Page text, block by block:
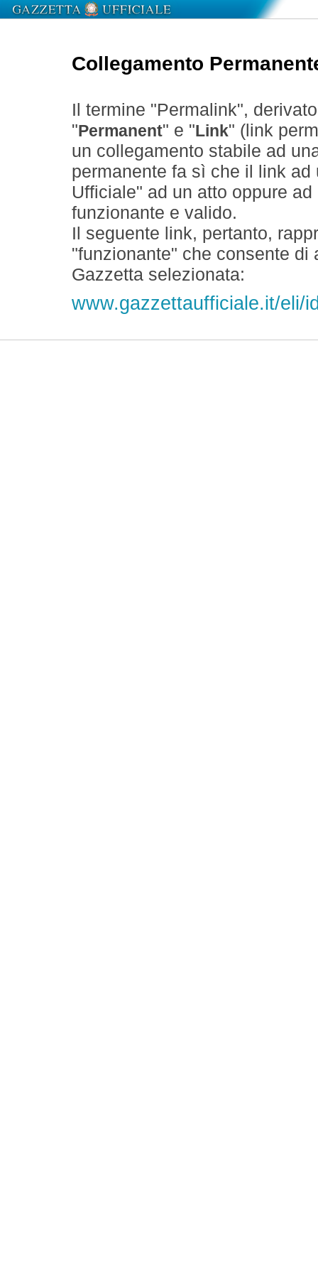
Collegamento
Il termine "Permalink",
" Permanent" e " Link" (link
un collegamento stabile ad
permanente fa sì che il link
Ufficiale" ad un atto oppure
funzionante e valido.
Il seguente link, pertanto,
"funzionante" che consente
Gazzetta selezionata:
www.gazzettaufficiale.it/eli/